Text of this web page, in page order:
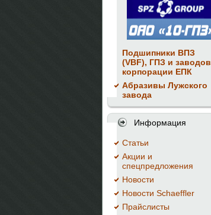
Подшипники ВПЗ
(VBF), ГПЗ и заводов
корпорации ЕПК
Абразивы Лужского
завода
Информация
Cтатьи
Акции и
спецпредложения
Новости
Новости Schaeffler
Прайслисты